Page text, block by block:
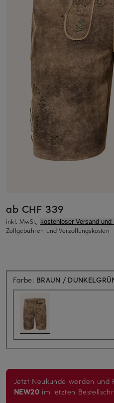
ab CHF 339
inkl. MwSt., kostenloser Versand und
Zollgebühren und Verzollungskosten
Farbe: BRAUN /
Jetzt Neukunde werden und
NEW20 im letzten